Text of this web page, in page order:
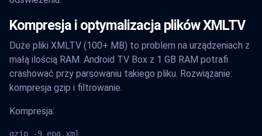
Kompresja i optymalizacja plików XMLTV
Duże pliki XMLTV (100+ MB) to problem na urządzeniach z
małą ilością RAM. Android TV Box z 1 GB RAM potrafi
crashować przy parsowaniu takiego pliku. Rozwiązanie:
kompresja gzip i filtrowanie.
Kompresja:
gzip -9 epg.xml